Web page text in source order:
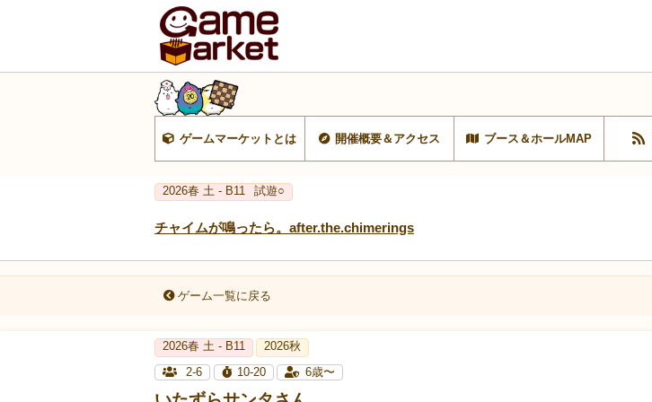
ゲームマーケットとは 開催概要＆アクセス ブース＆ホールMAP
2026春 土 - B11 試遊○
チャイムが鳴ったら。after.the.chimerings
ゲーム一覧に戻る
2026春 土 - B11
2026秋
2-6
10-20 6歳〜